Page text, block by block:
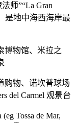
师”“La Gran
是地中海西海岸最
博物馆、米拉之
购物、诺坎普球场
del Carmel 观景台
Tossa de Mar,